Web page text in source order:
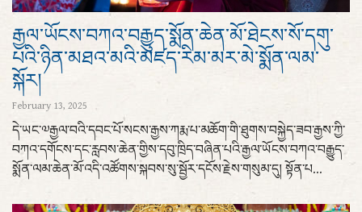
རྒྱལ་ཡོངས་བཀའ་བརྒྱུད་སྨོན་ཆེན་མོ་ཐེངས་སོ་དགུ་
པའི་ཉིན་མཐའ་མའི་མཛད་རིམ་མར་མེ་སྨོན་ལམ་
སྐོར།
February 13, 2025
དེ་ཡང་༧རྒྱལ་བའི་དབང་པོ་སངས་རྒྱས་ཀརྨ་པ་མཆོག་གི་ཐུགས་བསྐྱེད་ཟབ་རྒྱས་ཀྱི་
བཀའ་དགོངས་དང་རླབས་ཆེན་གྱིས་དབུ་ཁྲིད་བཞིན་པའི་རྒྱལ་ཡོངས་བཀའ་བརྒྱུད་
སྨོན་ལམ་ཆེན་མོ་འདི་འཚོགས་སྐབས་སུ་སྦྱོར་དངོས་རྗེས་གསུམ་དུ། སྟོན་པ...